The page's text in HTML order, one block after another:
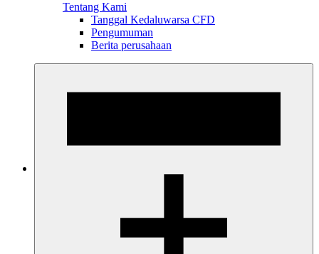
Tentang Kami
Tanggal Kedaluwarsa CFD
Pengumuman
Berita perusahaan